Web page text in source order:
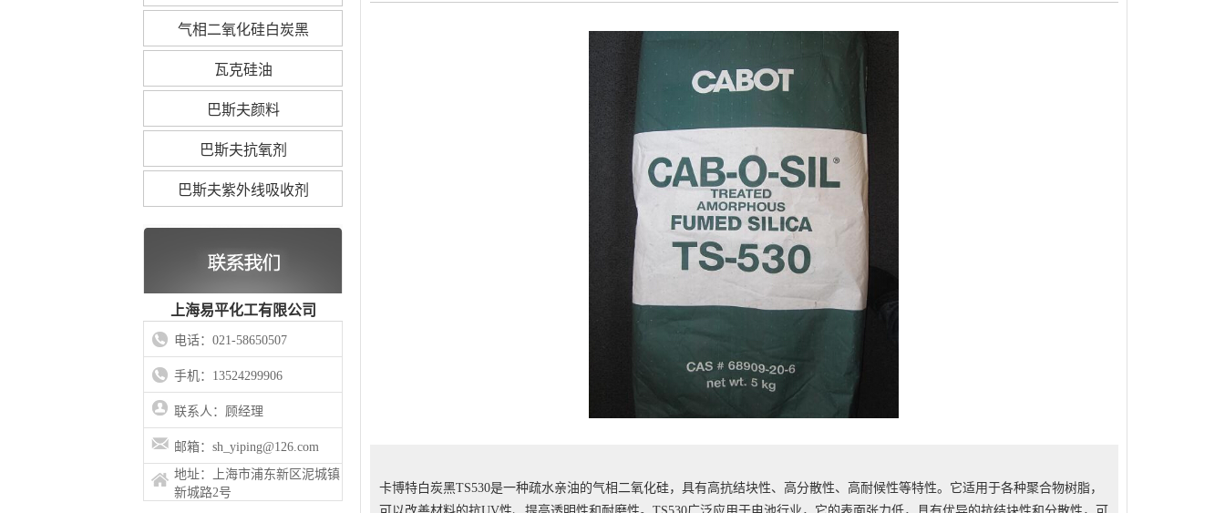
气相二氧化硅白炭黑
瓦克硅油
巴斯夫颜料
巴斯夫抗氧剂
巴斯夫紫外线吸收剂
上海易平化工有限公司
电话：021-58650507
手机：13524299906
联系人：顾经理
邮箱：sh_yiping@126.com
地址：上海市浦东新区泥城镇
新城路2号
卡博特白炭黑TS530是一种疏水亲油的气相二氧化硅，具有高抗结块性、高分散性、高耐候性等特性。它适用于各种聚合物树脂，